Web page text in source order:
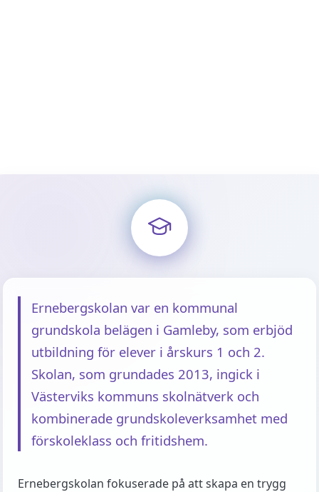
Ernebergskolan var en kommunal
grundskola belägen i Gamleby, som erbjöd
utbildning för elever i årskurs 1 och 2.
Skolan, som grundades 2013, ingick i
Västerviks kommuns skolnätverk och
kombinerade grundskoleverksamhet med
förskoleklass och fritidshem.
Ernebergskolan fokuserade på att skapa en trygg